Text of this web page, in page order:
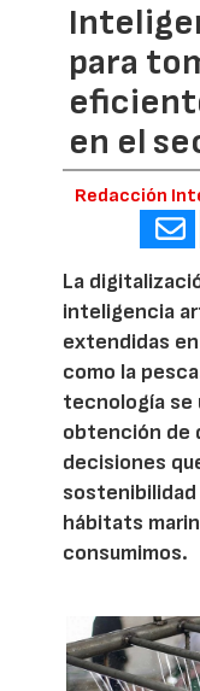
para
en el
Redacción
La
inteligencia
extendidas
como la
tecnología se
obtención de
decisiones
hábitats
consumimos.